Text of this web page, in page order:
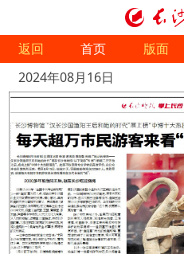
返回 首页 版面
2024年08月16日